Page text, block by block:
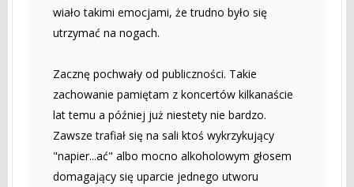
wiało takimi emocjami, że trudno było się
utrzymać na nogach.
Zacznę pochwały od publiczności. Takie
zachowanie pamiętam z koncertów kilkanaście
lat temu a później już niestety nie bardzo.
Zawsze trafiał się na sali ktoś wykrzykujący
"napier...ać" albo mocno alkoholowym głosem
domagający się uparcie jednego utworu